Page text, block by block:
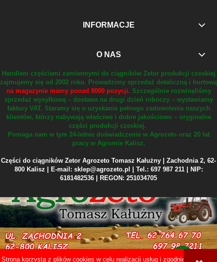
Strona korzysta z plików cookies w celu realizacji usług i zgodnie z
INFORMACJE
O NAS
Handlem częściami zamiennymi do ciągników Zetor produkcji czeskiej
zajmujemy się od 2002 roku. Prowadzimy sprzedaż detaliczną i hurtową
na magazynie mamy ponad 8000 pozycji. Szczególnie rozwinęliśmy
sprzedaż wysyłkową – dostawa na drugi dzień roboczy – wystawiamy
faktury VAT. Staramy się o uzyskanie pełnego zadowolenia naszych
klientów, którzy nabywają właściwe i dobre jakościowo – oryginalne
części produkcji czeskiej.
Pomaga nam w tym 24-letnie doświadczenie w Agrozeto oraz 20 lat
pracy w Agromie Kalisz.
Części do ciągników Zetor Agrozeto Tomasz Kałużny | Zachodnia 2, 62-
800 Kalisz | E-mail: sklep@agrozeto.pl | Tel.: 697 987 211 | NIP:
6181482536 | REGON: 251034705